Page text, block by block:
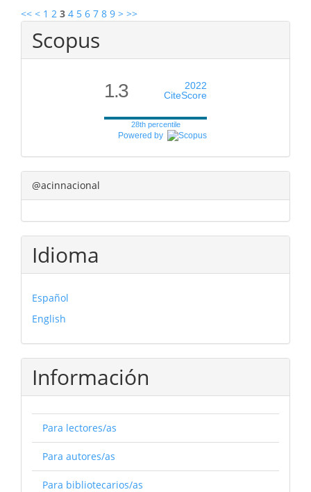
<< < 1 2 3 4 5 6 7 8 9 > >>
Scopus
1.3
2022
CiteScore
28th percentile
Powered by
@acinnacional
Idioma
Español
English
Información
Para lectores/as
Para autores/as
Para bibliotecarios/as